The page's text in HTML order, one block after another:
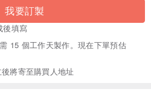
我要訂製
後填寫
15 個工作天製作。現在下單預估
將寄至購買人地址